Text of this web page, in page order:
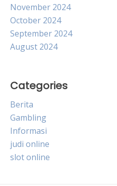
November 2024
October 2024
September 2024
August 2024
Categories
Berita
Gambling
Informasi
judi online
slot online